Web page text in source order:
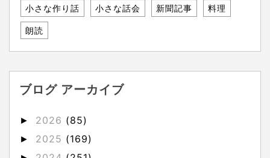
小さな作り話 小さな話会 新聞記事 料理
朗読
ブログ アーカイブ
► 2026 (85)
► 2025 (169)